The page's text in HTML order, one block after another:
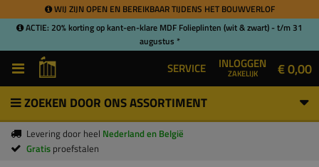
WIJ ZIJN OPEN EN BEREIKBAAR TIJDENS HET BOUWVERLOF
ACTIE: 20% korting op kant-en-klare MDF Folieplinten (wit & zwart) - t/m 31
augustus *
SERVICE INLOGGEN
ZAKELIJK € 0,00
ZOEKEN DOOR ONS ASSORTIMENT
Levering door heel Nederland en België
Gratis proefstalen